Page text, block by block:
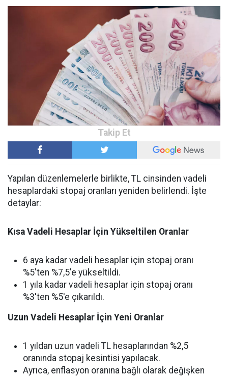
Yapılan düzenlemelerle birlikte, TL cinsinden vadeli
hesaplardaki stopaj oranları yeniden belirlendi. İşte
detaylar:
Kısa Vadeli Hesaplar İçin Yükseltilen Oranlar
6 aya kadar vadeli hesaplar için stopaj oranı
%5'ten %7,5'e yükseltildi.
1 yıla kadar vadeli hesaplar için stopaj oranı
%3'ten %5'e çıkarıldı.
Uzun Vadeli Hesaplar İçin Yeni Oranlar
1 yıldan uzun vadeli TL hesaplarından %2,5
oranında stopaj kesintisi yapılacak.
Ayrıca, enflasyon oranına bağlı olarak değişken